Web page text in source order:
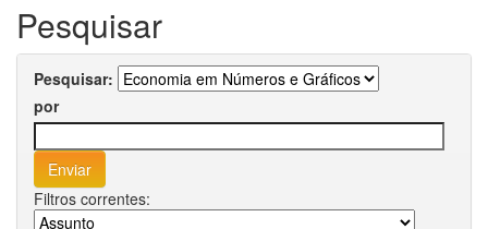
Pesquisar
Pesquisar:
por
Filtros correntes: